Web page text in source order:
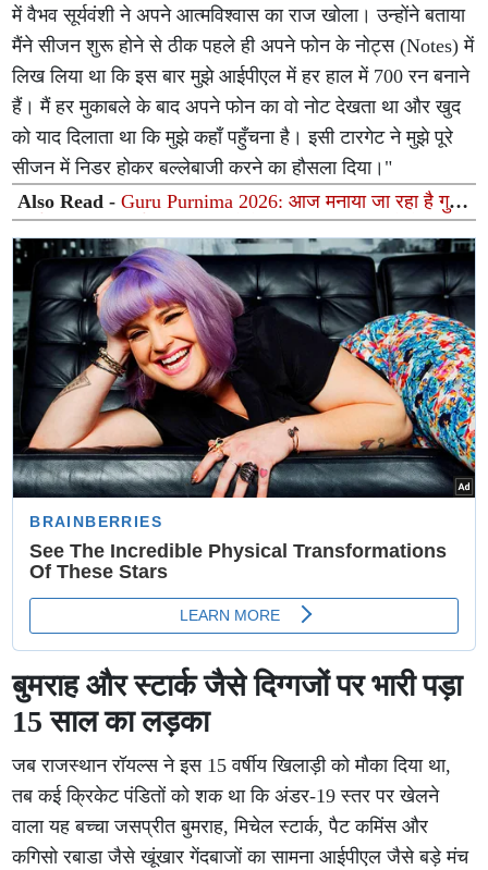
में वैभव सूर्यवंशी ने अपने आत्मविश्वास का राज खोला। उन्होंने बताया
मैंने सीजन शुरू होने से ठीक पहले ही अपने फोन के नोट्स (Notes) में
लिख लिया था कि इस बार मुझे आईपीएल में हर हाल में 700 रन बनाने
हैं। मैं हर मुकाबले के बाद अपने फोन का वो नोट देखता था और खुद
को याद दिलाता था कि मुझे कहाँ पहुँचना है। इसी टारगेट ने मुझे पूरे
सीजन में निडर होकर बल्लेबाजी करने का हौसला दिया।"
Also Read -Guru Purnima 2026: आज मनाया जा रहा है गुरु
पूर्णिमा का पावन पर्व, गुरु कृपा पाने के लिए आज जरूर करें ये 5
खास काम
बुमराह और स्टार्क जैसे दिग्गजों पर भारी पड़ा
15 साल का लड़का
जब राजस्थान रॉयल्स ने इस 15 वर्षीय खिलाड़ी को मौका दिया था,
तब कई क्रिकेट पंडितों को शक था कि अंडर-19 स्तर पर खेलने
वाला यह बच्चा जसप्रीत बुमराह, मिचेल स्टार्क, पैट कमिंस और
कगिसो रबाडा जैसे खूंखार गेंदबाजों का सामना आईपीएल जैसे बड़े मंच